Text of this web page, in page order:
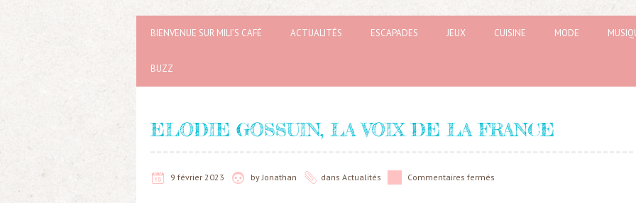
BIENVENUE SUR MILI’S CAFÉ ACTUALITÉS ESCAPADES JEUX CUISINE MODE
BUZZ
ELODIE GOSSUIN, LA VOIX DE LA FRANCE
9 février 2023 byJonathan dans Actualités Commentaires fermés